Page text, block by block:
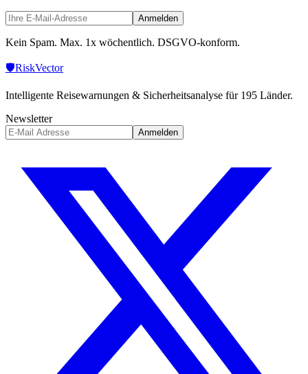
Anmelden
Kein Spam. Max. 1x wöchentlich. DSGVO-konform.
🛡️RiskVector
Intelligente Reisewarnungen & Sicherheitsanalyse für 195 Länder.
Newsletter
Anmelden